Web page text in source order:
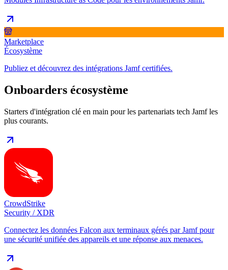
Marketplace
Écosystème
Publiez et découvrez des intégrations Jamf certifiées.
Onboarders écosystème
Starters d'intégration clé en main pour les partenariats tech Jamf les
plus courants.
CrowdStrike
Security / XDR
Connectez les données Falcon aux terminaux gérés par Jamf pour
une sécurité unifiée des appareils et une réponse aux menaces.